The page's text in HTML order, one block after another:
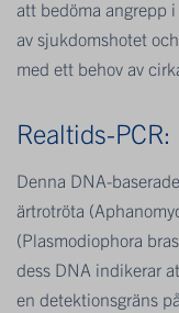
att bedöma angrepp
av sjukdomshotet
med ett behov av
Realtids-PCR:
Denna DNA-
ärtrotröta
(Plasmodiophora
dess DNA indikerar
en detektionsgräns